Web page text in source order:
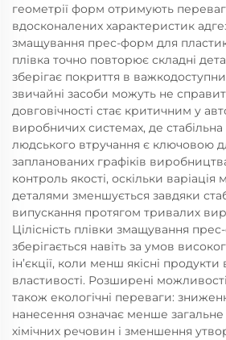
геометрії форм отримують
вдосконалених характеристик
змащування прес-форм для
плівка точно повторює складні
зберігає покриття в
звичайні засоби можуть не
довговічності стає критичним у
виробничих системах, де
людського втручання є ключовою
запланованих графіків
контроль якості, оскільки
деталями зменшується завдяки
випускання протягом тривалих
Цілісність плівки змащування
зберігається навіть за умов
ін’єкції, коли менш якісні
властивості. Розширені
також екологічні переваги:
нанесення означає менше
хімічних речовин і зменшення